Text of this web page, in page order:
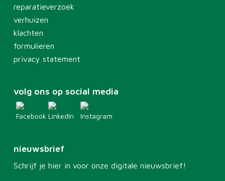
reparatieverzoek
verhuizen
klachten
formulieren
privacy statement
volg ons op social media
nieuwsbrief
Schrijf je hier in voor onze digitale nieuwsbrief!